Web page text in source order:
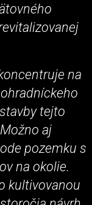
na
tejto
aj
pozemku s
na okolie.
kultivovanou